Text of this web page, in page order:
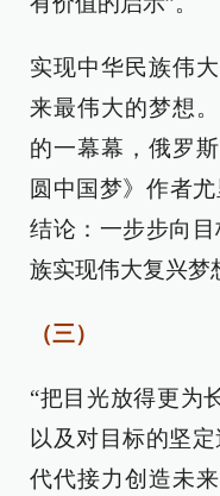
实现中华民族伟
来最伟大的梦想
的一幕幕，俄罗
圆中国梦》作者
结论：一步步向
族实现伟大复兴梦
（三）
“把目光放得更为
以及对目标的坚
代代接力创造未